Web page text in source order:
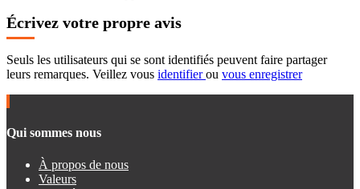
Écrivez votre propre avis
Seuls les utilisateurs qui se sont identifiés peuvent faire partager
leurs remarques. Veillez vous identifierou vous enregistrer
Qui sommes nous
À propos de nous
Valeurs